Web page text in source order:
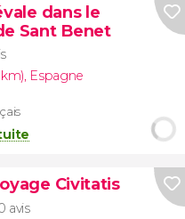
dans le
Sant Benet
, Espagne
Civitatis
avis